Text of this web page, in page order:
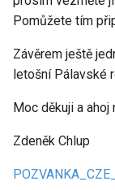
Pomůžete tím
Závěrem ještě
letošní Pálavské
Moc děkuji a ahoj
Zdeněk Chlup